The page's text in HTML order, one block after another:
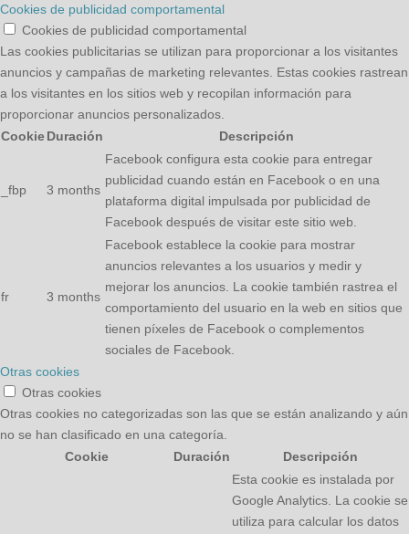
Cookies de publicidad comportamental
Cookies de publicidad comportamental
Las cookies publicitarias se utilizan para proporcionar a los visitantes
anuncios y campañas de marketing relevantes. Estas cookies rastrean
a los visitantes en los sitios web y recopilan información para
proporcionar anuncios personalizados.
CookieDuración Descripción
_fbp 3 months
Facebook configura esta cookie para entregar
publicidad cuando están en Facebook o en una
plataforma digital impulsada por publicidad de
Facebook después de visitar este sitio web.
fr 3 months
Facebook establece la cookie para mostrar
anuncios relevantes a los usuarios y medir y
mejorar los anuncios. La cookie también rastrea el
comportamiento del usuario en la web en sitios que
tienen píxeles de Facebook o complementos
sociales de Facebook.
Otras cookies
Otras cookies
Otras cookies no categorizadas son las que se están analizando y aún
no se han clasificado en una categoría.
Cookie
Duración Descripción
Esta cookie es instalada por
Google Analytics. La cookie se
utiliza para calcular los datos